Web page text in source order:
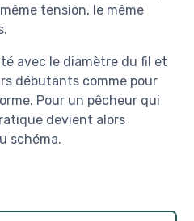
tension, le même
avec le diamètre du fil et
débutants comme pour
Pour un pêcheur qui
devient alors
schéma.